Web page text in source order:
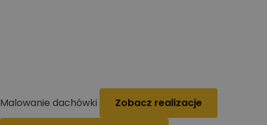
Malowanie dachówki Zobacz realizacje